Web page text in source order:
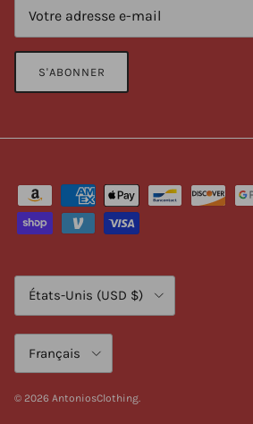
S'ABONNER
États-Unis (USD $)
Langue
Français
© 2026 AntoniosClothing.